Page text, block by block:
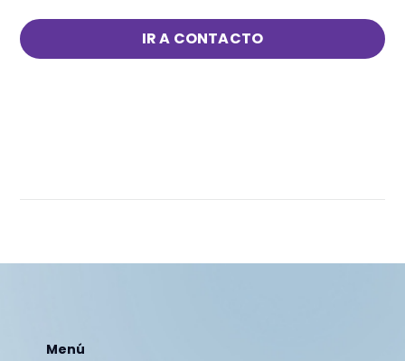
IR A CONTACTO
Menú